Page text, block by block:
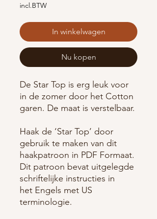
incl.BTW
In winkelwagen
Nu kopen
De Star Top is erg leuk voor
in de zomer door het Cotton
garen. De maat is verstelbaar.
Haak de ‘Star Top’ door
gebruik te maken van dit
haakpatroon in PDF Formaat.
Dit patroon bevat uitgelegde
schriftelijke instructies in
het Engels met US
terminologie.